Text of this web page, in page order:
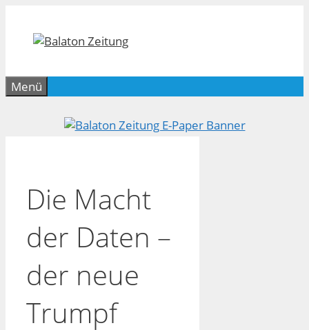
springen
Menü
Die Macht
der Daten –
der neue
Trumpf